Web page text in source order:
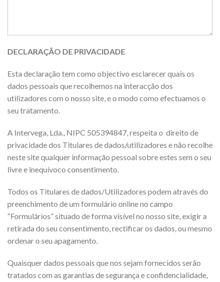
DECLARAÇÃO DE PRIVACIDADE
Esta declaração tem como objectivo esclarecer quais os
dados pessoais que recolhemos na interacção dos
utilizadores com o nosso site, e o modo como efectuamos o
seu tratamento.
A Intervega, Lda., NIPC 505394847, respeita o direito de
privacidade dos Titulares de dados/utilizadores e não recolhe
neste site qualquer informação pessoal sobre estes sem o seu
livre e inequívoco consentimento.
Todos os Titulares de dados/Utilizadores podem através do
preenchimento de um formulário online no campo
“Formulários” situado de forma visível no nosso site, exigir a
retirada do seu consentimento, rectificar os dados, ou mesmo
ordenar o seu apagamento.
Quaisquer dados pessoais que nos sejam fornecidos serão
tratados com as garantias de segurança e confidencialidade,